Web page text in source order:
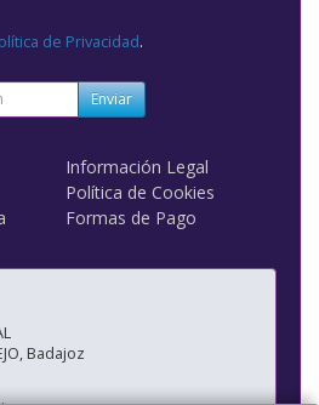
de Privacidad.
Enviar
Información Legal
Política de Cookies
Formas de Pago
,Badajoz